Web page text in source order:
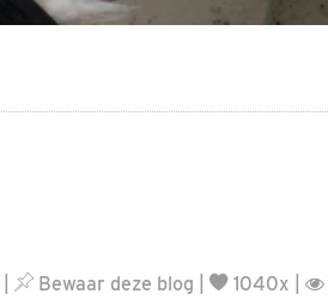
Bewaar deze blog 1040x |